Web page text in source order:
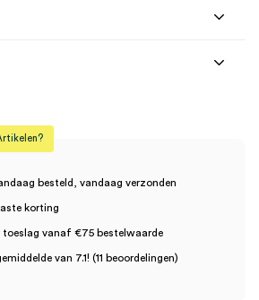
onsteriel
beoordelen
besteld, vandaag verzonden
korting
toeslag vanaf €75 bestelwaarde
van 7.1! (11 beoordelingen)